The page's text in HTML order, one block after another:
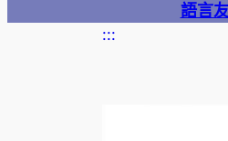
語言
:::